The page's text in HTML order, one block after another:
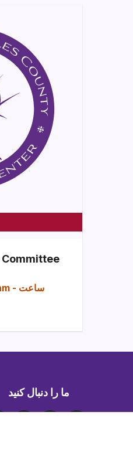
- ساعت
ما را دنبال کنید